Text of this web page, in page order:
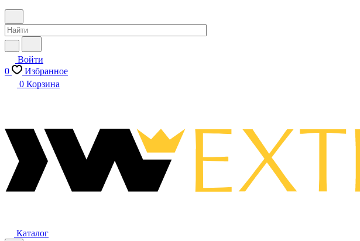
Войти
0
Избранное
0 Корзина
Каталог